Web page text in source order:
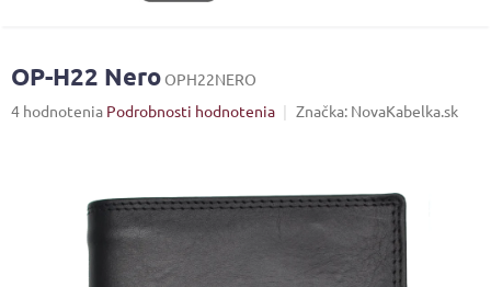
OP-H22 Nero OPH22NERO
Priemerné
hviezdičiek.
4 hodnotenia Podrobnosti hodnotenia Značka: NovaKabelka.sk